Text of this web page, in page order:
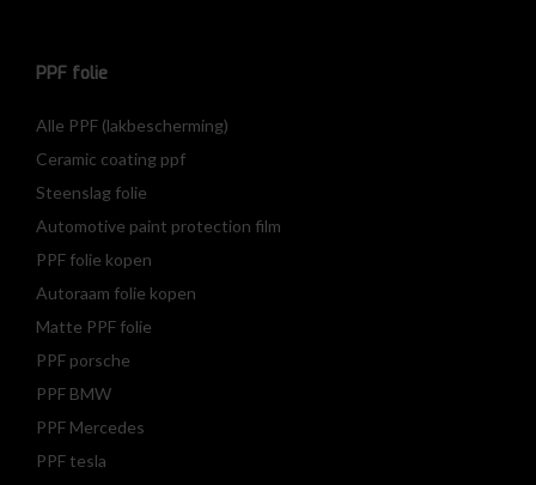
PPF folie
Alle PPF (lakbescherming)
Ceramic coating ppf
Steenslag folie
Automotive paint protection film
PPF folie kopen
Autoraam folie kopen
Matte PPF folie
PPF porsche
PPF BMW
PPF Mercedes
PPF tesla